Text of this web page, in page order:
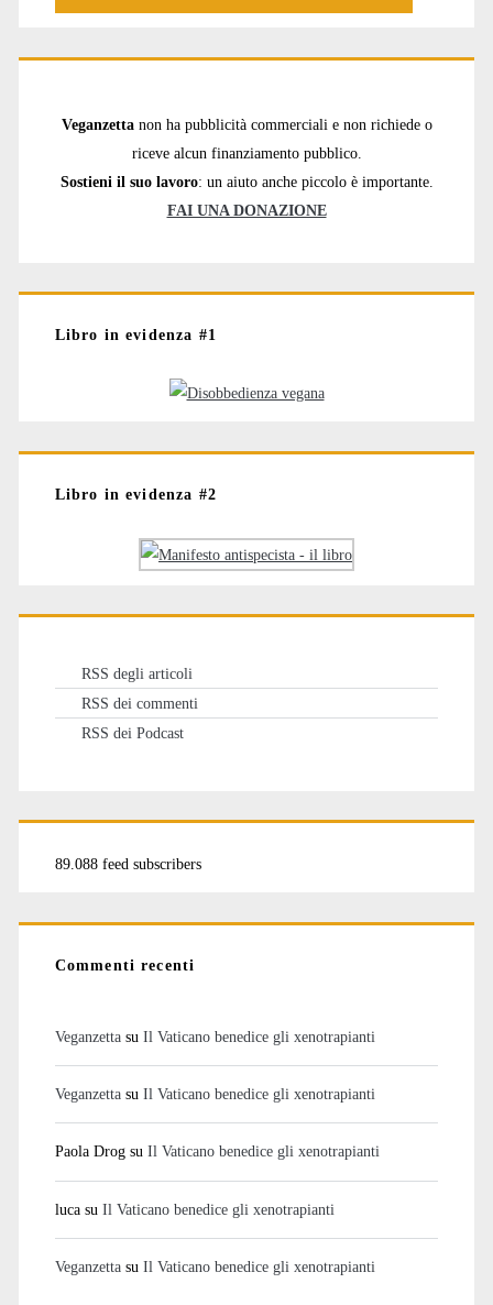
Veganzetta non ha pubblicità commerciali e non richiede o
riceve alcun finanziamento pubblico.
Sostieni il suo lavoro: un aiuto anche piccolo è importante.
FAI UNA DONAZIONE
Libro in evidenza #1
Libro in evidenza #2
RSS degli articoli
RSS dei commenti
RSS dei Podcast
89.088 feed subscribers
Commenti recenti
Veganzettasu Il Vaticano benedice gli xenotrapianti
Veganzettasu Il Vaticano benedice gli xenotrapianti
Paola Drogsu Il Vaticano benedice gli xenotrapianti
lucasu Il Vaticano benedice gli xenotrapianti
Veganzettasu Il Vaticano benedice gli xenotrapianti